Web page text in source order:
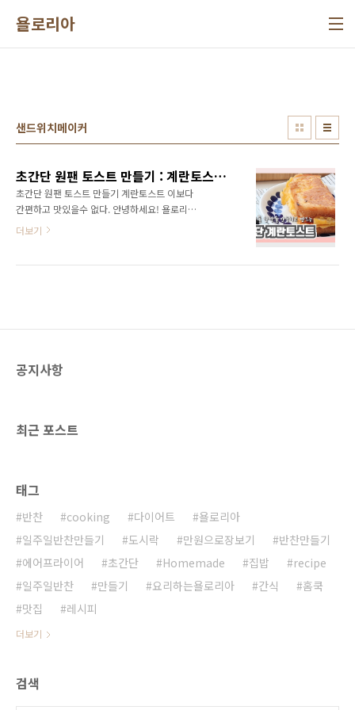
욜로리아
샌드위치메이커
초간단 원팬 토스트 만들기 : 계란토스트 이보다 간편하고 맛있을수 없다.
초간단 원팬 토스트 만들기 계란토스트 이보다
간편하고 맛있을수 없다. 안녕하세요! 욜로리아
입니다. 계란 토스트 좋아하시나요? 식빵에 계란
토스트 만들기 1.식빵 접기 식빵을 반으로 접어
올려주..
더보기
공지사항
최근 포스트
태그
반찬 cooking 다이어트
욜로리아
일주일반찬만들기
도시락 만원으로장보기
반찬만들기
에어프라이어
초간단 Homemade 집밥
recipe
일주일반찬
만들기 요리하는욜로리아 간식
홈쿡
맛집
레시피
더보기
검색